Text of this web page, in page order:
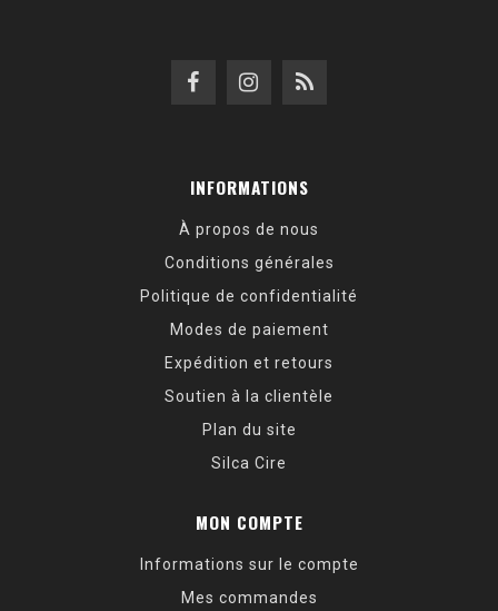
INFORMATIONS
À propos de nous
Conditions générales
Politique de confidentialité
Modes de paiement
Expédition et retours
Soutien à la clientèle
Plan du site
Silca Cire
MON COMPTE
Informations sur le compte
Mes commandes